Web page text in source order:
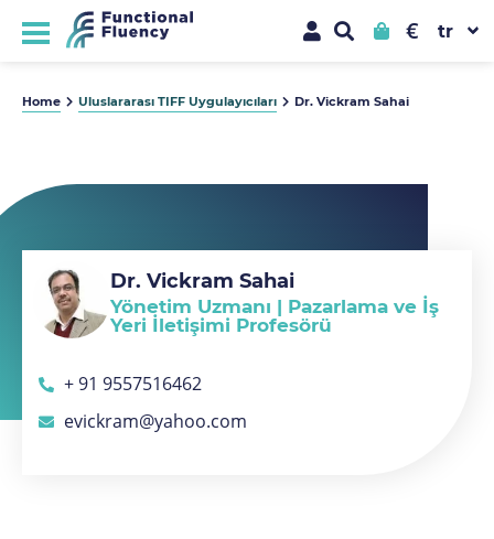
€
Home Uluslararası TIFF Uygulayıcıları Dr. Vickram Sahai
Dr. Vickram Sahai
Yönetim Uzmanı | Pazarlama ve İş
Yeri İletişimi Profesörü
+ 91 9557516462
evickram@yahoo.com